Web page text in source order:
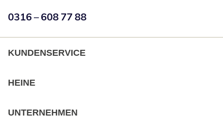
Numéro de téléphone:
0316 – 608 77 88
KUNDENSERVICE
HEINE
UNTERNEHMEN